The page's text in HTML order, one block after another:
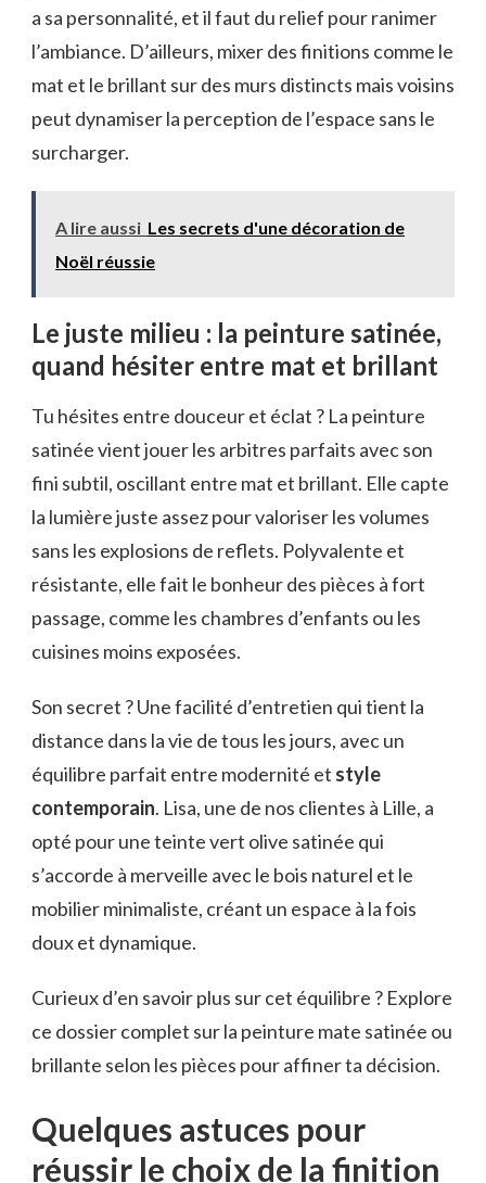
a sa personnalité, et il faut du relief pour ranimer
l’ambiance. D’ailleurs, mixer des finitions comme le
mat et le brillant sur des murs distincts mais voisins
peut dynamiser la perception de l’espace sans le
surcharger.
A lire aussi Les secrets d'une décoration de
Noël réussie
Le juste milieu : la peinture satinée,
quand hésiter entre mat et brillant
Tu hésites entre douceur et éclat ? La peinture
satinée vient jouer les arbitres parfaits avec son
fini subtil, oscillant entre mat et brillant. Elle capte
la lumière juste assez pour valoriser les volumes
sans les explosions de reflets. Polyvalente et
résistante, elle fait le bonheur des pièces à fort
passage, comme les chambres d’enfants ou les
cuisines moins exposées.
Son secret ? Une facilité d’entretien qui tient la
distance dans la vie de tous les jours, avec un
équilibre parfait entre modernité et style
contemporain. Lisa, une de nos clientes à Lille, a
opté pour une teinte vert olive satinée qui
s’accorde à merveille avec le bois naturel et le
mobilier minimaliste, créant un espace à la fois
doux et dynamique.
Curieux d’en savoir plus sur cet équilibre ? Explore
ce dossier complet sur la peinture mate satinée ou
brillante selon les pièces pour affiner ta décision.
Quelques astuces pour
réussir le choix de la finition